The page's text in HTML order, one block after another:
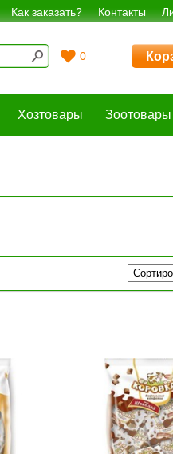
Как заказать? Контакты
0
Хозтовары Зоотовары